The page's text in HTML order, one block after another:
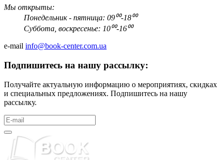
Мы открыты:
Понедельник - пятница: 09⁰⁰-18⁰⁰
Суббота, воскресенье: 10⁰⁰-16⁰⁰
e-mail info@book-center.com.ua
Подпишитесь на нашу рассылку:
Получайте актуальную информацию о мероприятиях, скидках
и специальных предложениях. Подпишитесь на нашу
рассылку.